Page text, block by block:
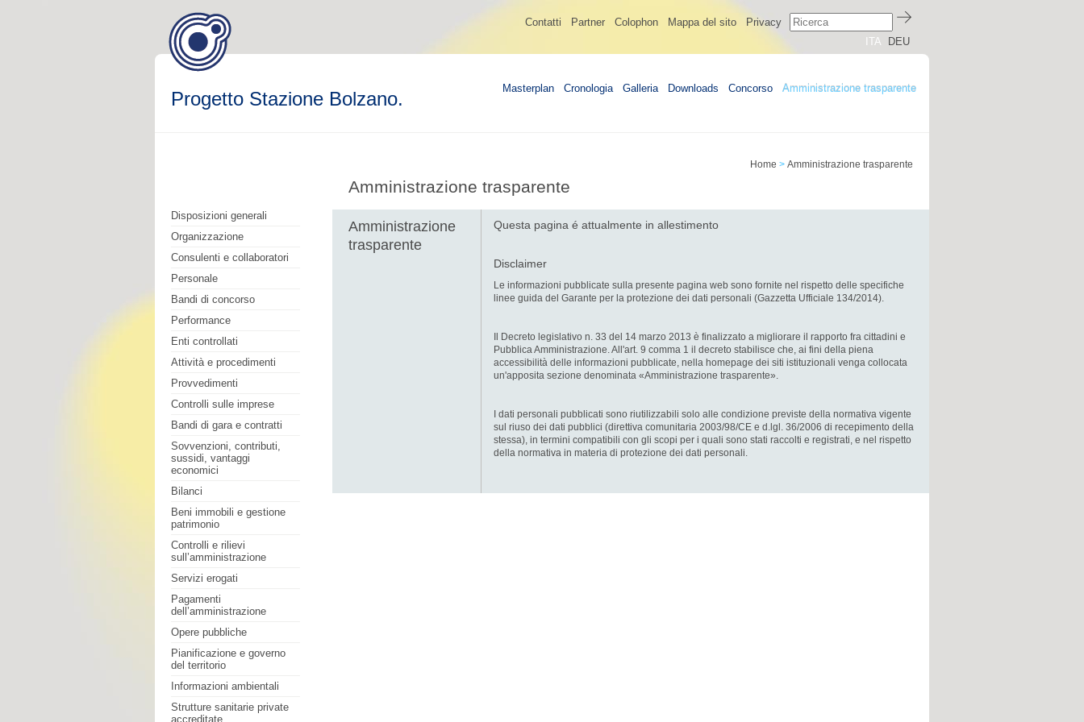
Contatti Partner Colophon Mappa del sito
Privacy
ITA
DEU
Progetto Stazione Bolzano. Masterplan Cronologia Galleria Downloads Concorso Amministrazione trasparente
Disposizioni generali
Organizzazione
Consulenti e collaboratori
Personale
Bandi di concorso
Performance
Enti controllati
Attività e procedimenti
Provvedimenti
Controlli sulle imprese
Bandi di gara e contratti
Sovvenzioni, contributi,
sussidi, vantaggi
economici
Bilanci
Beni immobili e gestione
patrimonio
Controlli e rilievi
sull’amministrazione
Servizi erogati
Pagamenti
dell’amministrazione
Opere pubbliche
Pianificazione e governo
del territorio
Informazioni ambientali
Strutture sanitarie private
accreditate
Home > Amministrazione trasparente
Amministrazione trasparente
Amministrazione
trasparente
Questa pagina é attualmente in allestimento
Disclaimer
Le informazioni pubblicate sulla presente pagina web sono fornite nel rispetto delle specifiche
linee guida del Garante per la protezione dei dati personali (Gazzetta Ufficiale 134/2014).
Il Decreto legislativo n. 33 del 14 marzo 2013 è finalizzato a migliorare il rapporto fra cittadini e
Pubblica Amministrazione. All'art. 9 comma 1 il decreto stabilisce che, ai fini della piena
accessibilità delle informazioni pubblicate, nella homepage dei siti istituzionali venga collocata
un'apposita sezione denominata «Amministrazione trasparente».
I dati personali pubblicati sono riutilizzabili solo alle condizione previste della normativa vigente
sul riuso dei dati pubblici (direttiva comunitaria 2003/98/CE e d.lgl. 36/2006 di recepimento della
stessa), in termini compatibili con gli scopi per i quali sono stati raccolti e registrati, e nel rispetto
della normativa in materia di protezione dei dati personali.